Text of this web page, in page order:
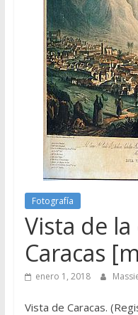
Fotografía
Vista de
Caracas
enero 1, 2018
Vista de Caracas.